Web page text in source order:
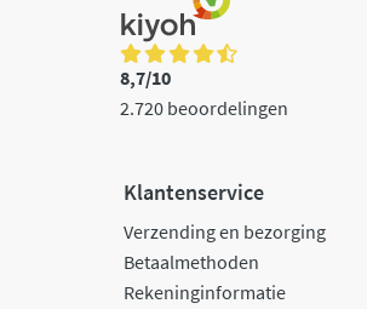
8,7/10
2.720 beoordelingen
Klantenservice
Verzending en bezorging
Betaalmethoden
Rekeninginformatie